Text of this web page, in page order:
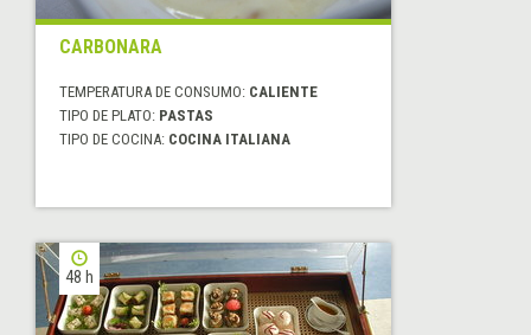
CARBONARA
TEMPERATURA DE CONSUMO: CALIENTE
TIPO DE PLATO: PASTAS
TIPO DE COCINA: COCINA ITALIANA
48 h